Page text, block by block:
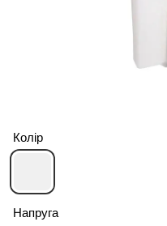
Колір
Напруга